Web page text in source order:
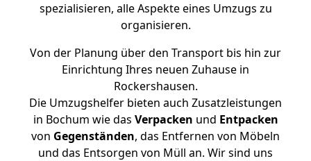
spezialisieren, alle Aspekte eines Umzugs zu
organisieren.
Von der Planung über den Transport bis hin zur
Einrichtung Ihres neuen Zuhause in
Rockershausen.
Die Umzugshelfer bieten auch Zusatzleistungen
in Bochum wie das Verpacken und Entpacken
von Gegenständen, das Entfernen von Möbeln
und das Entsorgen von Müll an. Wir sind uns